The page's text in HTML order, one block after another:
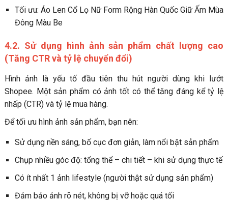
Tối ưu: Áo Len Cổ Lọ Nữ Form Rộng Hàn Quốc Giữ Ấm Mùa
Đông Màu Be
4.2. Sử dụng hình ảnh sản phẩm chất lượng cao
(Tăng CTR và tỷ lệ chuyển đổi)
Hình ảnh là yếu tố đầu tiên thu hút người dùng khi lướt
Shopee. Một sản phẩm có ảnh tốt có thể tăng đáng kể tỷ lệ
nhấp (CTR) và tỷ lệ mua hàng.
Để tối ưu hình ảnh sản phẩm, bạn nên:
Sử dụng nền sáng, bố cục đơn giản, làm nổi bật sản phẩm
Chụp nhiều góc độ: tổng thể – chi tiết – khi sử dụng thực tế
Có ít nhất 1 ảnh lifestyle (người thật sử dụng sản phẩm)
Đảm bảo ảnh rõ nét, không bị vỡ hoặc quá tối